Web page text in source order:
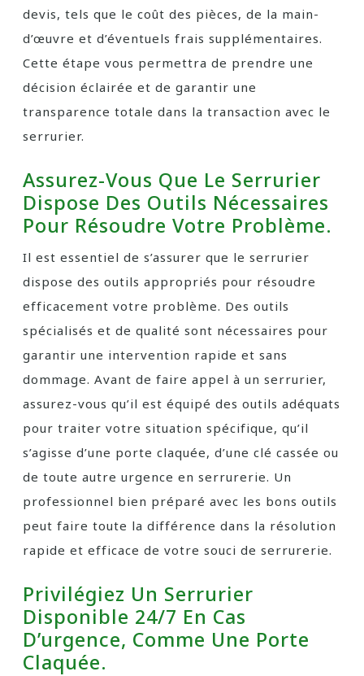
devis, tels que le coût des pièces, de la main-
d’œuvre et d’éventuels frais supplémentaires.
Cette étape vous permettra de prendre une
décision éclairée et de garantir une
transparence totale dans la transaction avec le
serrurier.
Assurez-Vous Que Le Serrurier
Dispose Des Outils Nécessaires
Pour Résoudre Votre Problème.
Il est essentiel de s’assurer que le serrurier
dispose des outils appropriés pour résoudre
efficacement votre problème. Des outils
spécialisés et de qualité sont nécessaires pour
garantir une intervention rapide et sans
dommage. Avant de faire appel à un serrurier,
assurez-vous qu’il est équipé des outils adéquats
pour traiter votre situation spécifique, qu’il
s’agisse d’une porte claquée, d’une clé cassée ou
de toute autre urgence en serrurerie. Un
professionnel bien préparé avec les bons outils
peut faire toute la différence dans la résolution
rapide et efficace de votre souci de serrurerie.
Privilégiez Un Serrurier
Disponible 24/7 En Cas
D’urgence, Comme Une Porte
Claquée.